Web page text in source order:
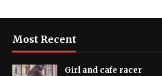
Most Recent
Girl and cafe racer